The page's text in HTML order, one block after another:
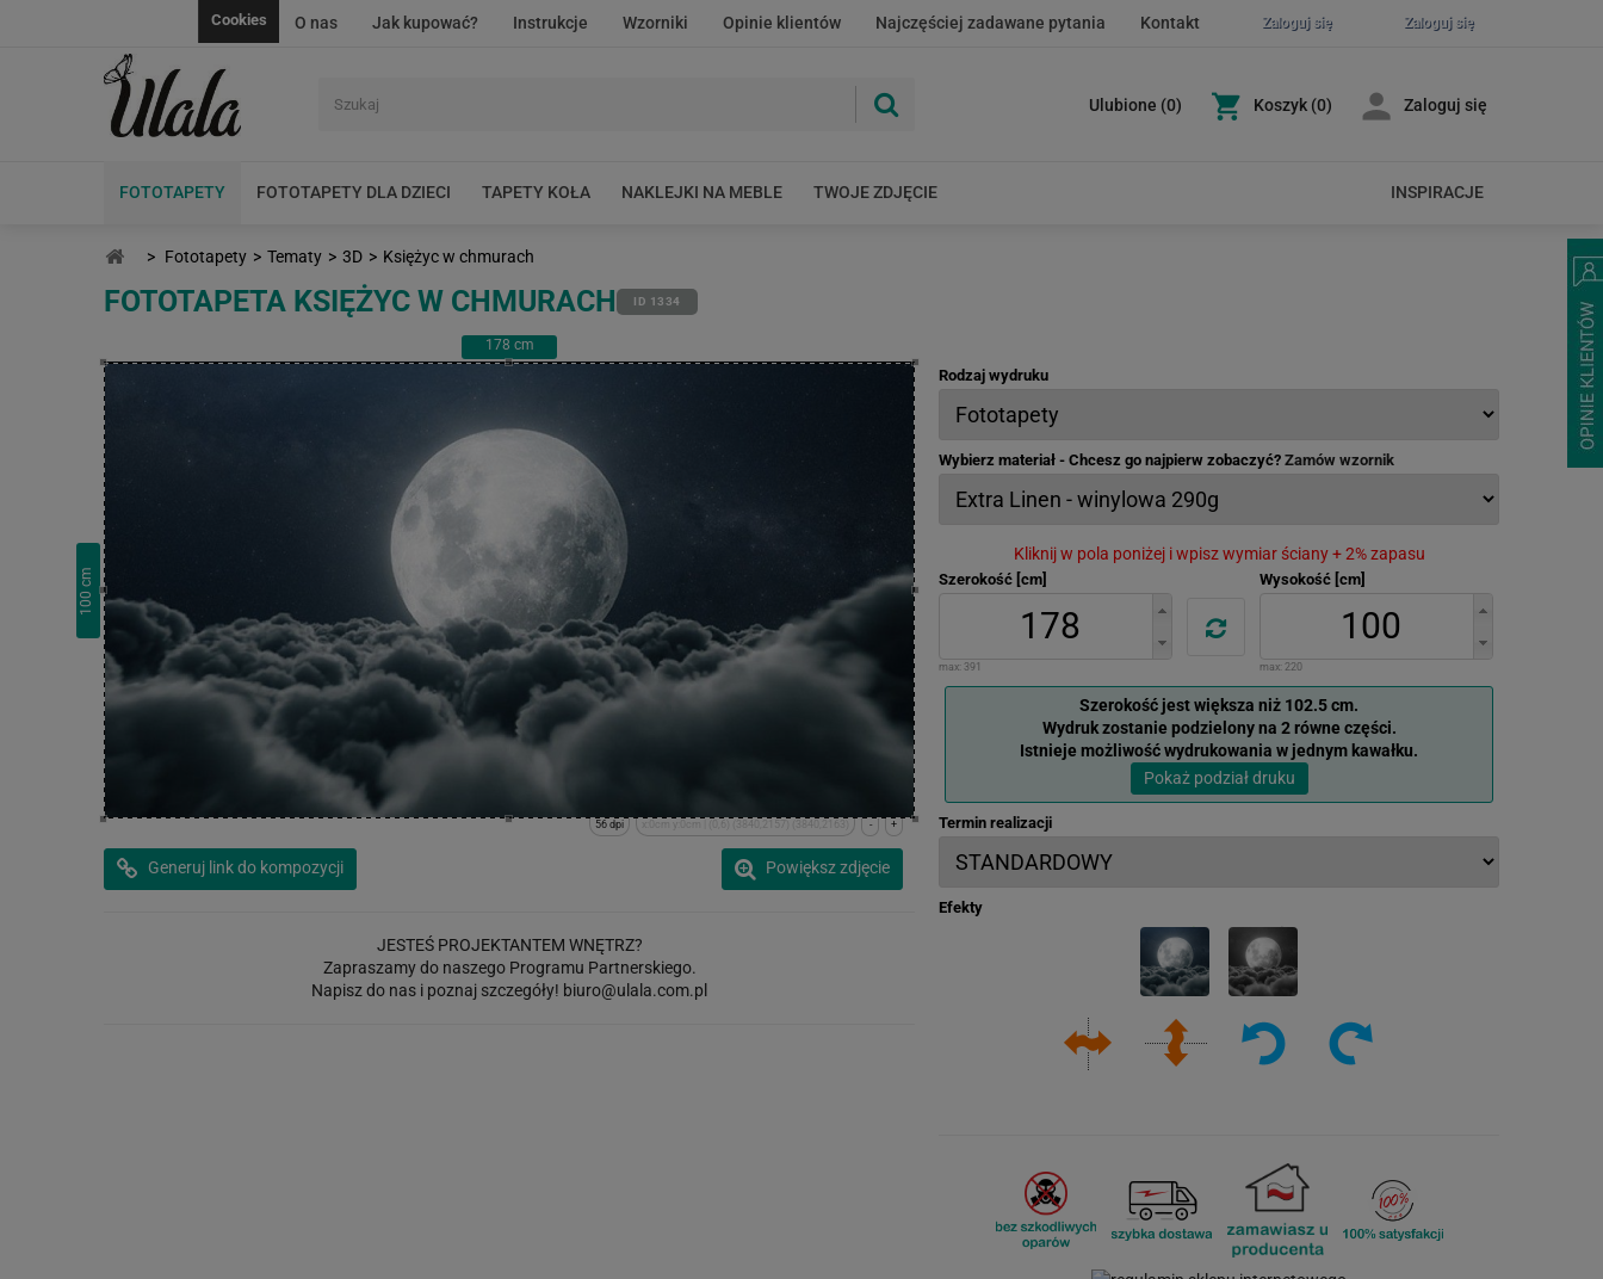
Zaloguj się
Zaloguj się
O nas Jak kupować? Instrukcje Wzorniki Opinie klientów Najczęściej zadawane pytania Kontakt
Cookies
Ulubione (0) Koszyk (0) Zaloguj się
FOTOTAPETY FOTOTAPETY DLA DZIECI TAPETY KOŁA NAKLEJKI NA MEBLE TWOJE ZDJĘCIE INSPIRACJE
> Fototapety > Tematy > 3D > Księżyc w chmurach
FOTOTAPETA KSIĘŻYC W CHMURACH ID 1334
178 cm
100
cm
+
-
x:0cm y:0cm | (0,6) (3840,2157) (3840,2163)
56 dpi
Powiększ zdjęcie
Generuj link do kompozycji
JESTEŚ PROJEKTANTEM WNĘTRZ?
Zapraszamy do naszego Programu Partnerskiego.
Napisz do nas i poznaj szczegóły! biuro@ulala.com.pl
Rodzaj wydruku
Wybierz materiał - Chcesz go najpierw zobaczyć? Zamów wzornik
Kliknij w pola poniżej i wpisz wymiar ściany + 2% zapasu
Szerokość [cm]
max: 391
Wysokość [cm]
max: 220
Szerokość jest większa niż 102.5 cm.
Wydruk zostanie podzielony na 2 równe części.
Istnieje możliwość wydrukowania w jednym kawałku.
Pokaż podział druku
Termin realizacji
Efekty